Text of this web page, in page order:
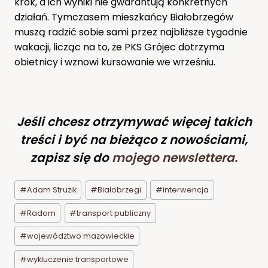
działań. Tymczasem mieszkańcy Białobrzegów
muszą radzić sobie sami przez najbliższe tygodnie
wakacji, licząc na to, że PKS Grójec dotrzyma
obietnicy i wznowi kursowanie we wrześniu.
Jeśli chcesz otrzymywać więcej takich
treści i być na bieżąco z nowościami,
zapisz się do mojego newslettera.
Tagi
wpisu:
#Adam Struzik #Białobrzegi #interwencja
#Radom #transport publiczny
#województwo mazowieckie
#wykluczenie transportowe